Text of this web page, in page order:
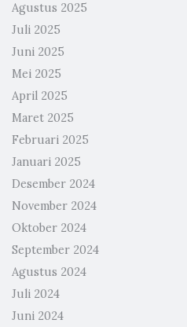
Agustus 2025
Juli 2025
Juni 2025
Mei 2025
April 2025
Maret 2025
Februari 2025
Januari 2025
Desember 2024
November 2024
Oktober 2024
September 2024
Agustus 2024
Juli 2024
Juni 2024